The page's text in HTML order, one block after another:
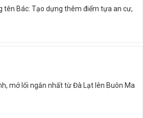
tên Bác: Tạo dựng thêm điểm tựa an cư,
mở lối ngắn nhất từ Đà Lạt lên Buôn Ma